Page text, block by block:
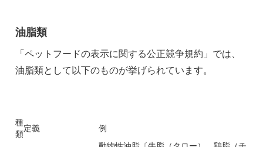
油脂類
「ペットフードの表示に関する公正競争規約」では、
油脂類として以下のものが挙げられています。
種
類定義 例